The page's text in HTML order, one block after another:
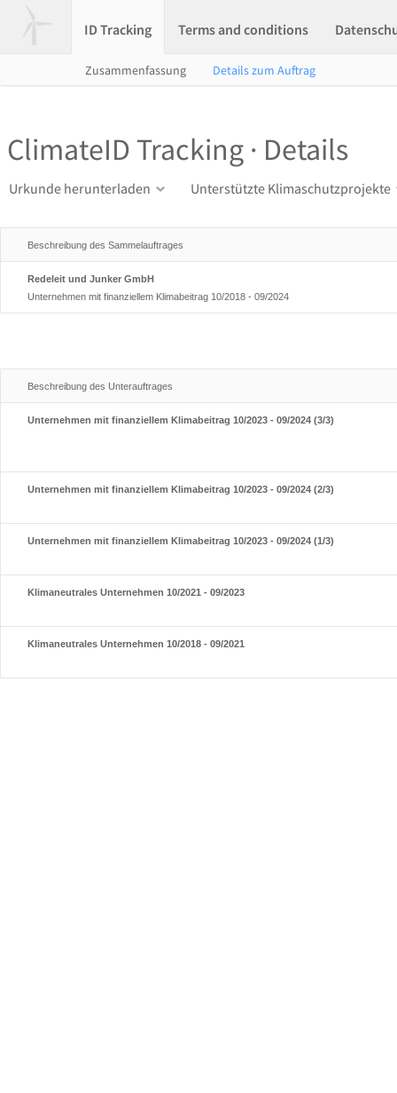
ID Tracking Terms and conditions
Zusammenfassung Details zum Auftrag
ClimateID Tracking · Details
Urkunde herunterladen Unterstützte Klimaschutzprojekte
Beschreibung des Sammelauftrages
Redeleit und Junker GmbH
Unternehmen mit finanziellem Klimabeitrag 10/2018 - 09/2024
Beschreibung des Unterauftrages
Unternehmen mit finanziellem Klimabeitrag 10/2023 - 09/2024 (3/3)
Unternehmen mit finanziellem Klimabeitrag 10/2023 - 09/2024 (2/3)
Unternehmen mit finanziellem Klimabeitrag 10/2023 - 09/2024 (1/3)
Klimaneutrales Unternehmen 10/2021 - 09/2023
Klimaneutrales Unternehmen 10/2018 - 09/2021